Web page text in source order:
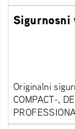
Sigurnosni
Originalni
COMPACT-,